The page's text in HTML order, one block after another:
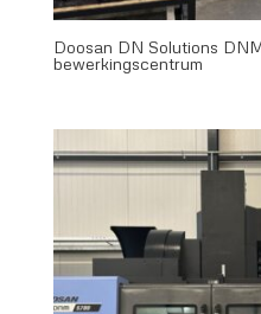
Doosan DN Solutions
bewerkingscentrum